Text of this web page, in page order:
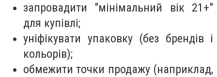
запровадити "мінімальний вік 21+"
для купівлі;
уніфікувати упаковку (без брендів і
кольорів);
обмежити точки продажу (наприклад,